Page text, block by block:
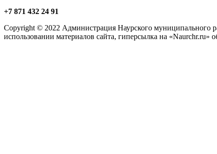
+7 871 432 24 91
Copyright © 2022 Администрация Наурского муниципального
использовании материалов сайта, гиперсылка на «Naurchr.ru»